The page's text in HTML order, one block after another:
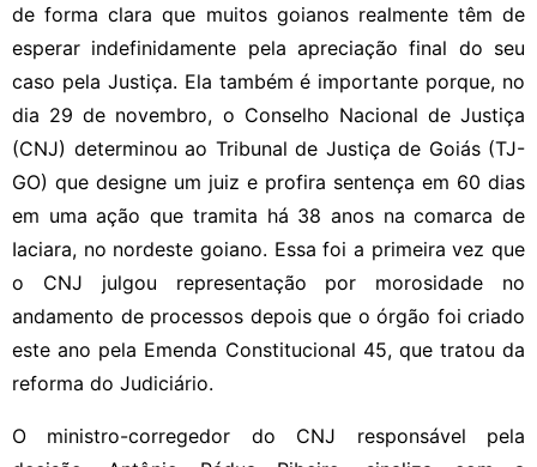
de forma clara que muitos goianos realmente têm de
esperar indefinidamente pela apreciação final do seu
caso pela Justiça. Ela também é importante porque, no
dia 29 de novembro, o Conselho Nacional de Justiça
(CNJ) determinou ao Tribunal de Justiça de Goiás (TJ-
GO) que designe um juiz e profira sentença em 60 dias
em uma ação que tramita há 38 anos na comarca de
Iaciara, no nordeste goiano. Essa foi a primeira vez que
o CNJ julgou representação por morosidade no
andamento de processos depois que o órgão foi criado
este ano pela Emenda Constitucional 45, que tratou da
reforma do Judiciário.
O ministro-corregedor do CNJ responsável pela